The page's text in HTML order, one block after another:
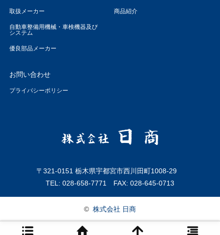
取扱メーカー
自動車整備用機械・車検機器及び
システム
優良部品メーカー
商品紹介
お問い合わせ
プライバシーポリシー
〒321-0151 栃木県宇都宮市西川田町1008-29
TEL: 028-658-7771 FAX: 028-645-0713
© 株式会社 日商